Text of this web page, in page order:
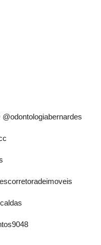
@odontologiabernardes